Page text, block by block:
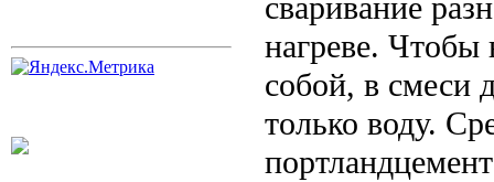
сваривание
нагреве. Чтобы
собой, в смеси
только воду.